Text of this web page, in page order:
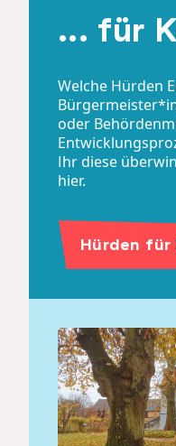
... für
Welche Hürden
oder
Ihr diese
hier.
Hürden für